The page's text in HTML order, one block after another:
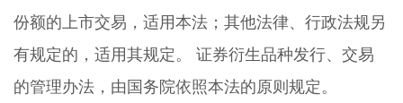
份额的上市交易，适用本法；其他法律、行政法规另
有规定的，适用其规定。 证券衍生品种发行、交易
的管理办法，由国务院依照本法的原则规定。